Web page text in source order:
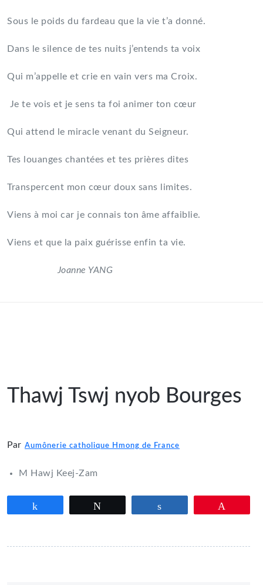
Sous le poids du fardeau que la vie t’a donné.
Dans le silence de tes nuits j’entends ta voix
Qui m’appelle et crie en vain vers ma Croix.
Je te vois et je sens ta foi animer ton cœur
Qui attend le miracle venant du Seigneur.
Tes louanges chantées et tes prières dites
Transpercent mon cœur doux sans limites.
Viens à moi car je connais ton âme affaiblie.
Viens et que la paix guérisse enfin ta vie.
Joanne YANG
Thawj Tswj nyob Bourges
Par Aumônerie catholique Hmong de France
M Hawj Keej-Zam